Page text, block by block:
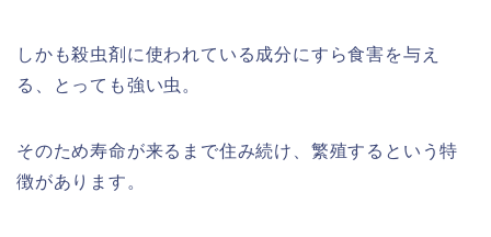
しかも殺虫剤に使われている成分にすら食害を与え
る、とっても強い虫。
そのため寿命が来るまで住み続け、繁殖するという特
徴があります。